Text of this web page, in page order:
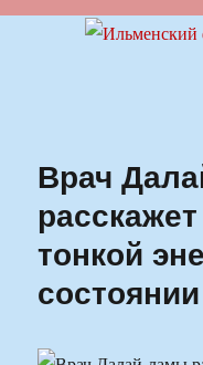
Ильменский
Врач
тонкой